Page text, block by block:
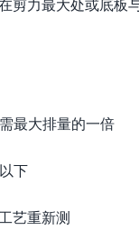
最大排量的一倍
下
艺重新测